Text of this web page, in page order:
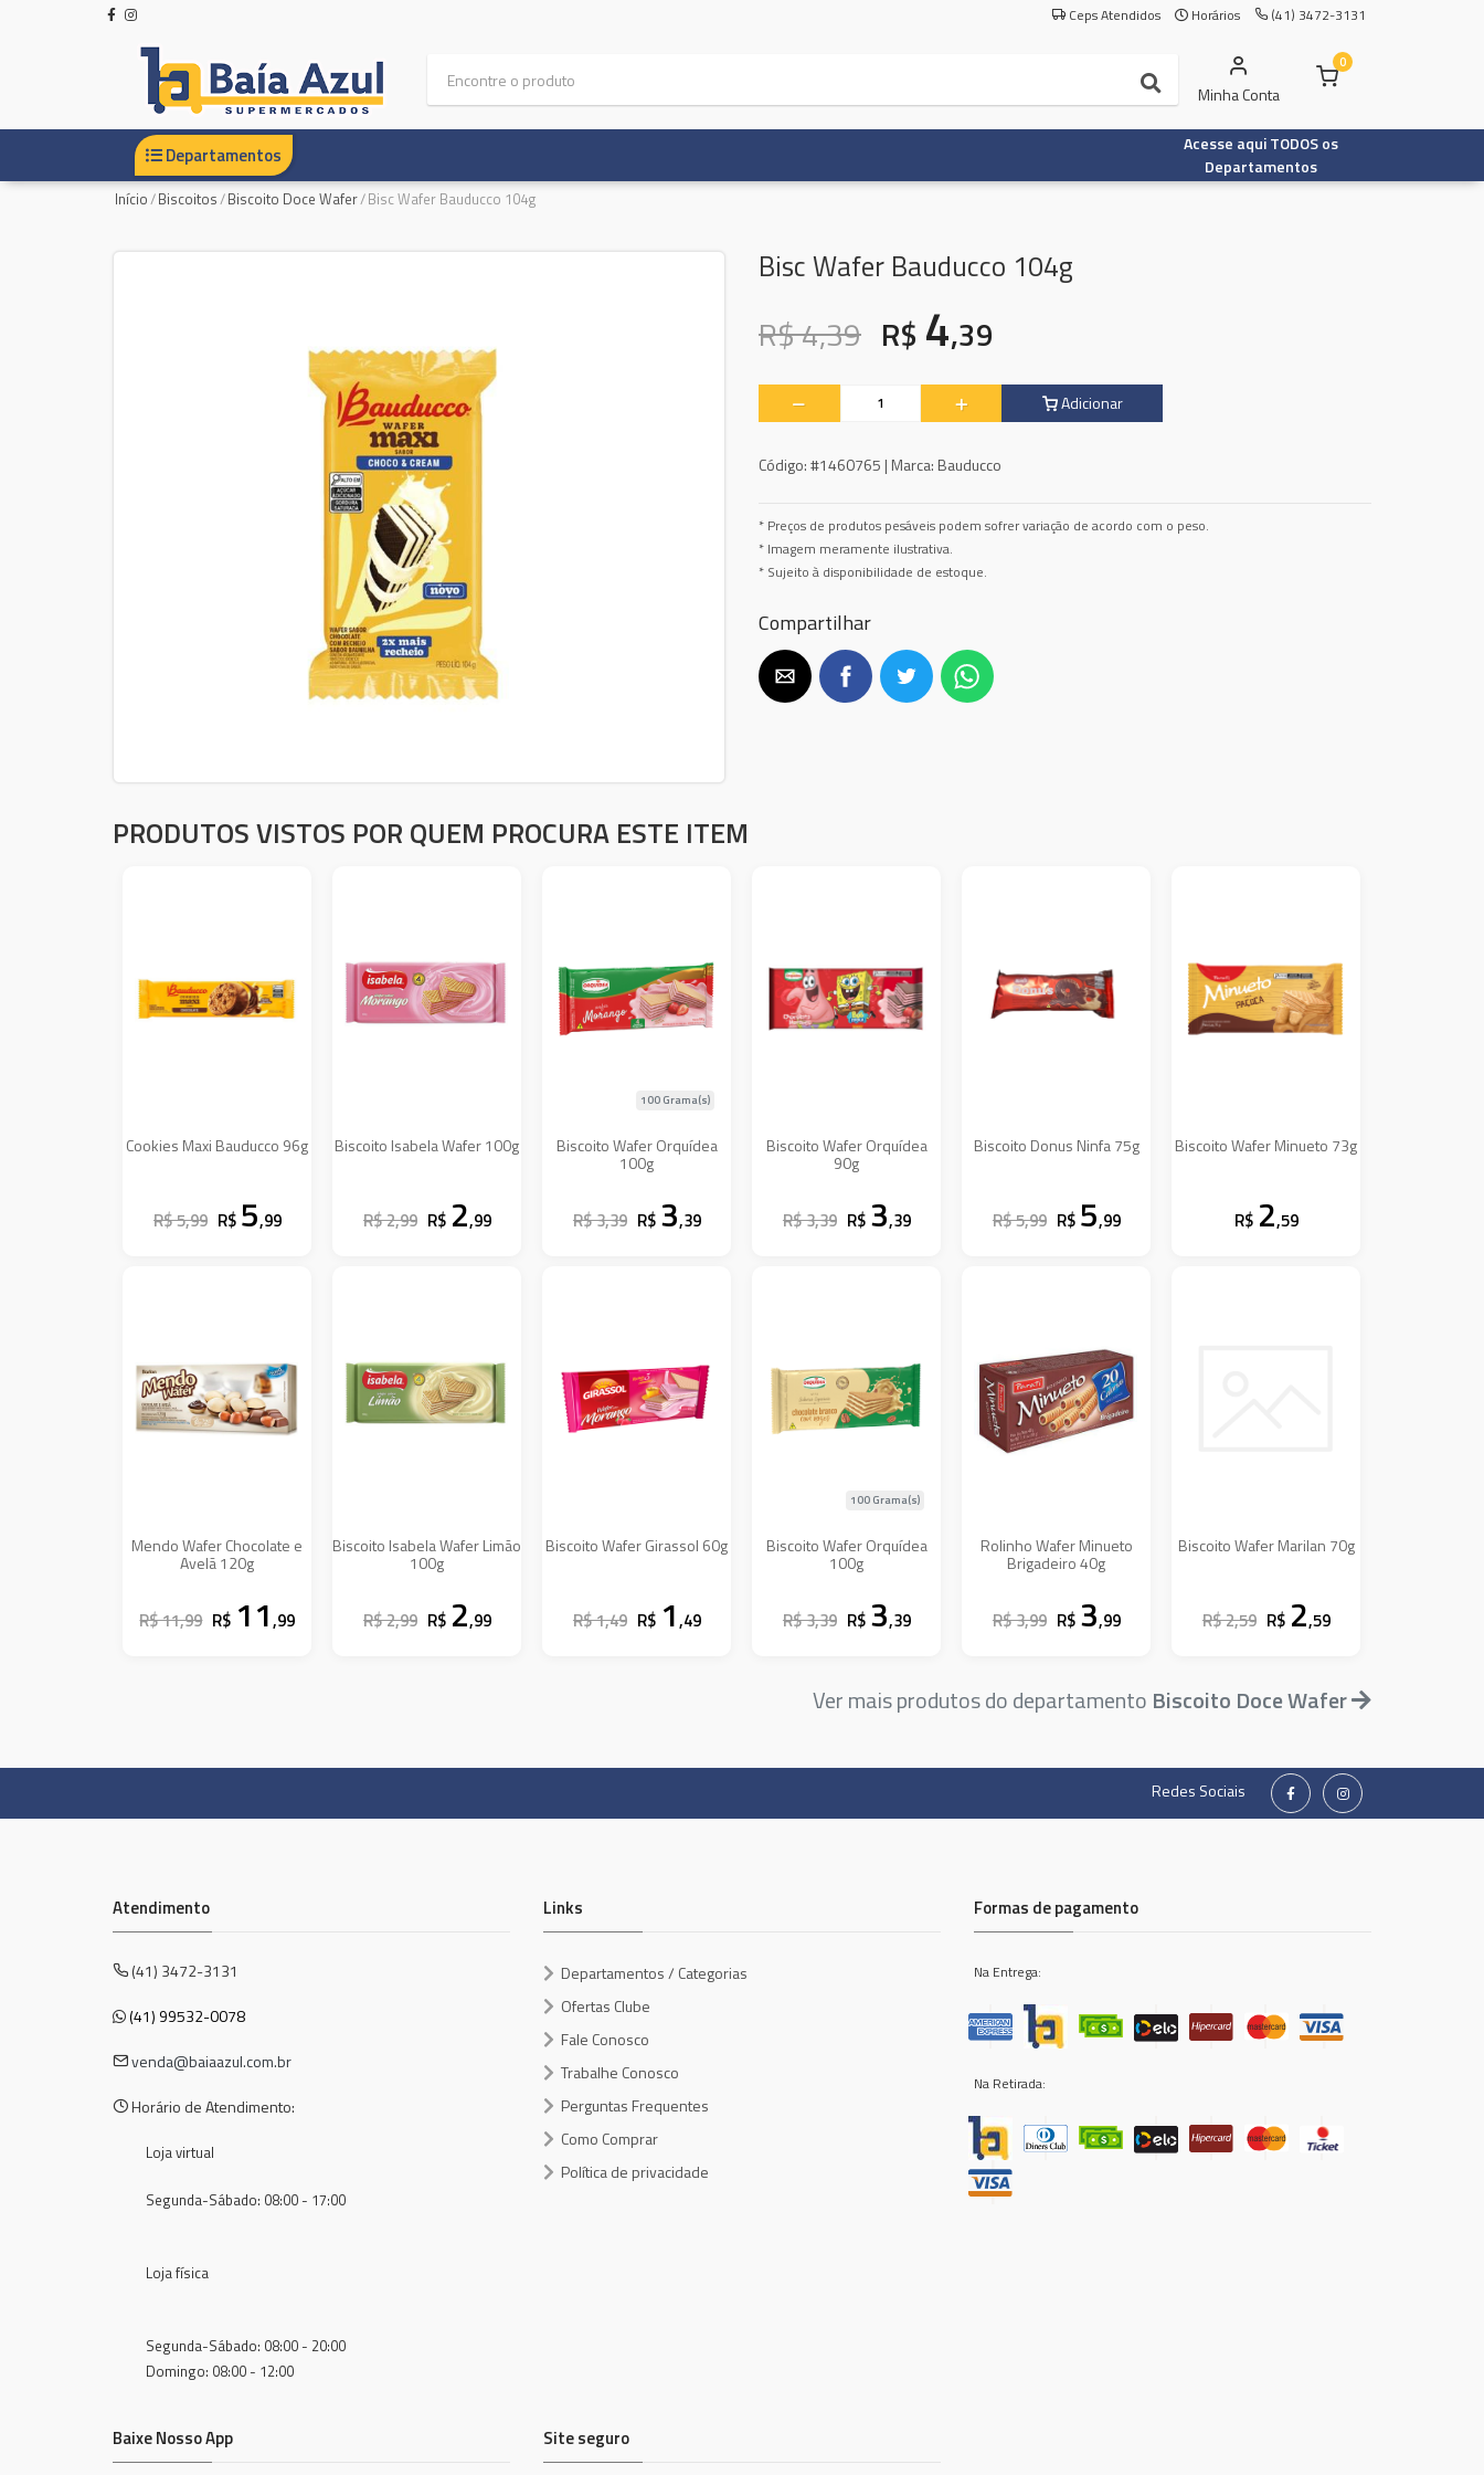
Ceps Atendidos Horários (41) 3472-3131
Minha Conta
0
Departamentos
Acesse aqui TODOS os
Departamentos
Início/Biscoitos/Biscoito Doce Wafer/Bisc Wafer Bauducco 104g
Bisc Wafer Bauducco 104g
R$ 4,39 R$ 4,39
Adicionar
Código:#1460765 | Marca: Bauducco
* Preços de produtos pesáveis podem sofrer variação de acordo com o peso.
* Imagem meramente ilustrativa.
* Sujeito à disponibilidade de estoque.
Compartilhar
PRODUTOS VISTOS POR QUEM PROCURA ESTE ITEM
Cookies Maxi Bauducco 96g
R$ 5,99 R$ 5,99
Biscoito Isabela Wafer 100g
R$ 2,99 R$ 2,99
Biscoito Wafer Orquídea
100g
100 Grama(s)
R$ 3,39 R$ 3,39
Biscoito Wafer Orquídea
90g
R$ 3,39 R$ 3,39
Biscoito Donus Ninfa 75g
R$ 5,99 R$ 5,99
Biscoito Wafer Minueto 73g
R$ 2,59
Mendo Wafer Chocolate e
Avelã 120g
R$ 11,99 R$ 11,99
Biscoito Isabela Wafer Limão
100g
R$ 2,99 R$ 2,99
Biscoito Wafer Girassol 60g
R$ 1,49 R$ 1,49
Biscoito Wafer Orquídea
100g
100 Grama(s)
R$ 3,39 R$ 3,39
Rolinho Wafer Minueto
Brigadeiro 40g
R$ 3,99 R$ 3,99
Biscoito Wafer Marilan 70g
R$ 2,59 R$ 2,59
Ver mais produtos do departamento Biscoito Doce Wafer
Redes Sociais
Atendimento
(41) 3472-3131
(41) 99532-0078
venda@baiaazul.com.br
Horário de Atendimento:
Loja virtual
Segunda-Sábado: 08:00 - 17:00
Loja física
Segunda-Sábado: 08:00 - 20:00
Domingo: 08:00 - 12:00
Links
Departamentos / Categorias
Ofertas Clube
Fale Conosco
Trabalhe Conosco
Perguntas Frequentes
Como Comprar
Política de privacidade
Formas de pagamento
Na Entrega:
Na Retirada:
Baixe Nosso App Site seguro